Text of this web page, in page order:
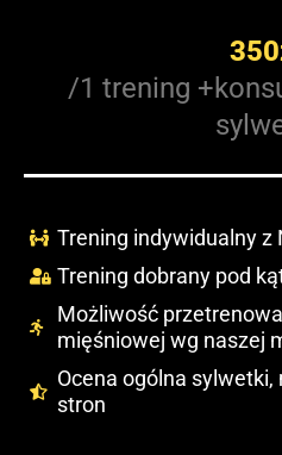
/1 trening
Trening indywidualny z
Trening dobrany pod
Możliwość
mięśniowej wg naszej
Ocena ogólna sylwetki,
stron